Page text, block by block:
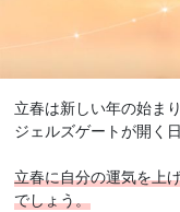
立春は新しい年の始ま
ジェルズゲートが開く
立春に自分の運気を上
でしょう。